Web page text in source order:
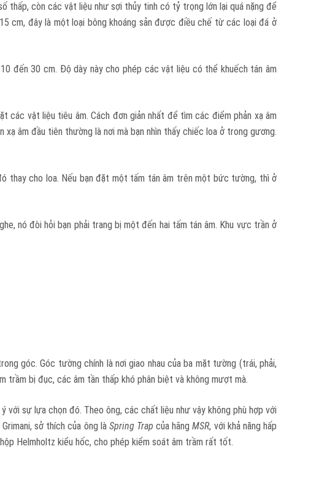
thấp, còn các vật liệu như sợi thủy tinh có tỷ trọng lớn lại quá nặng để
cm, đây là một loại bông khoáng sản được điều chế từ các loại đá ở
đến 30 cm. Độ dày này cho phép các vật liệu có thể khuếch tán âm
các vật liệu tiêu âm. Cách đơn giản nhất để tìm các điểm phản xạ âm
âm đầu tiên thường là nơi mà bạn nhìn thấy chiếc loa ở trong gương.
thay cho loa. Nếu bạn đặt một tấm tán âm trên một bức tường, thì ở
nó đòi hỏi bạn phải trang bị một đến hai tấm tán âm. Khu vực trần ở
góc. Góc tường chính là nơi giao nhau của ba mặt tường (trái, phải,
trầm bị đục, các âm tần thấp khó phân biệt và không mượt mà.
với sự lựa chọn đó. Theo ông, các chất liệu như vậy không phù hợp với
sở thích của ông làSpring Trap của hãngMSR, với khả năng hấp
Helmholtz kiểu hốc, cho phép kiểm soát âm trầm rất tốt.